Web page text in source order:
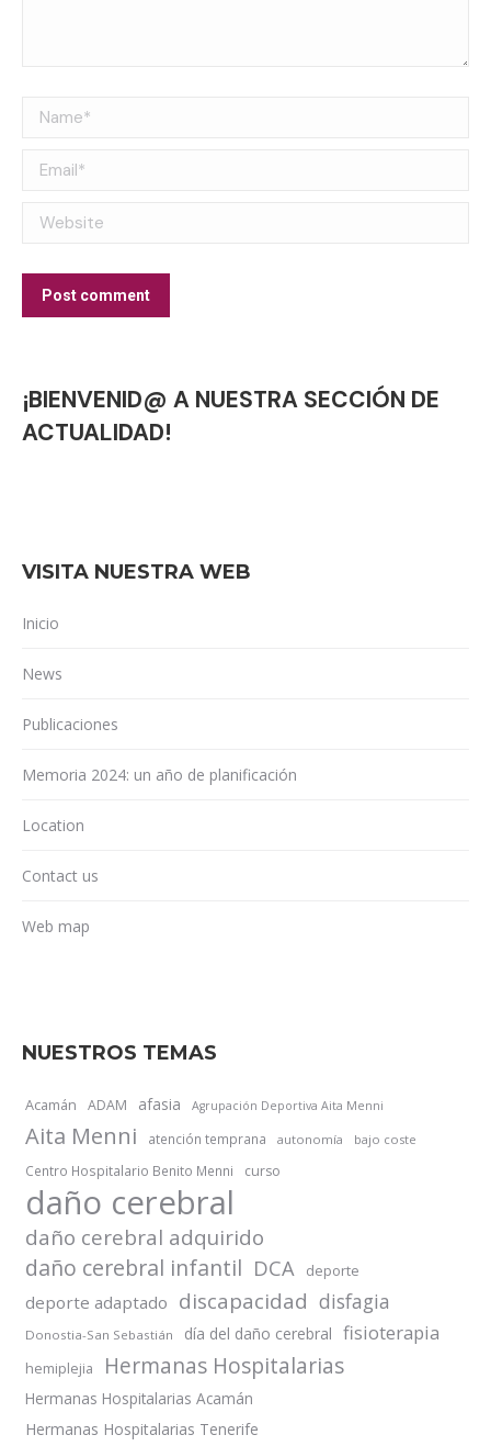
Name *
Email *
Website
Post comment
¡BIENVENID@ A NUESTRA SECCIÓN DE
ACTUALIDAD!
VISITA NUESTRA WEB
Inicio
News
Publicaciones
Memoria 2024: un año de planificación
Location
Contact us
Web map
NUESTROS TEMAS
Acamán ADAM afasia Agrupación Deportiva Aita Menni
Aita Menni atención temprana autonomía bajo coste
Centro Hospitalario Benito Menni curso
daño cerebral
daño cerebral adquirido
daño cerebral infantil DCA deporte
deporte adaptado discapacidad disfagia
Donostia-San Sebastián día del daño cerebral fisioterapia
hemiplejia Hermanas Hospitalarias
Hermanas Hospitalarias Acamán
Hermanas Hospitalarias Tenerife